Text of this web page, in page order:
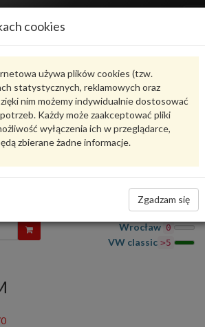
cookies
używa plików cookies (tzw.
statystycznych, reklamowych oraz
nim możemy indywidualnie dostosować
Każdy może zaakceptować pliki
wyłączenia ich w przeglądarce,
zbierane żadne informacje.
Zgadzam się
VW CLASSIC
oceń produkt
realizacji zamówienia około 14 dni
Dostępność
Wrocław 0
VW classic >5